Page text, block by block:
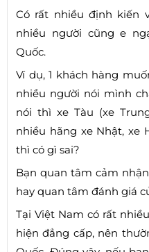
Có rất nhiều định kiến
nhiều người cũng e
Quốc.
Ví dụ, 1 khách hàng
nhiều người nói mình
nói thì xe Tàu (xe
nhiều hãng xe Nhật, xe
thì có gì sai?
Bạn quan tâm cảm
hay quan tâm đánh giá
Tại Việt Nam có rất
hiện đẳng cấp, nên